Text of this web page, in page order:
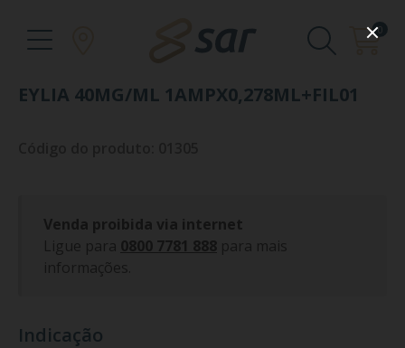
0
EYLIA 40MG/ML 1AMPX0,278ML+FIL01
Venda proibida via internet
Ligue para 0800 7781 888 para mais
informações.
Indicação